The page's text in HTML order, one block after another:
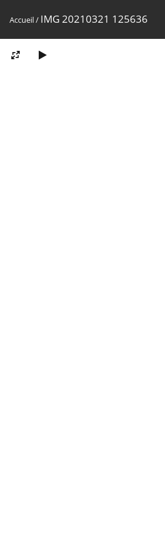
Accueil/ IMG 20210321 125636